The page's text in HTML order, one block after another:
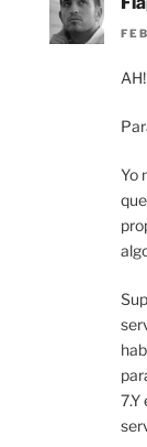
Yo
7.Y